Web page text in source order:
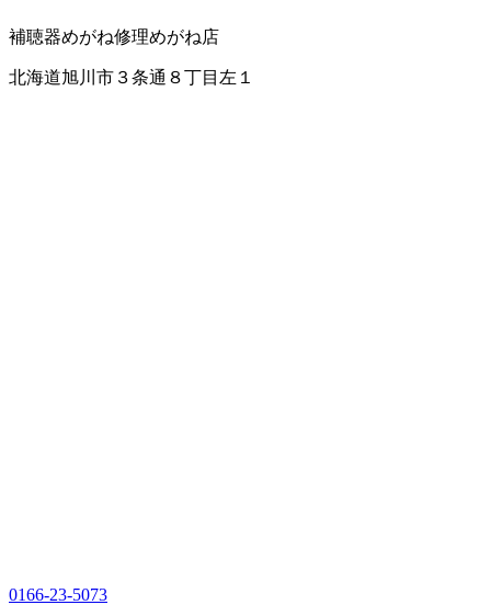
補聴器めがね修理めがね店
北海道旭川市３条通８丁目左１
0166-23-5073